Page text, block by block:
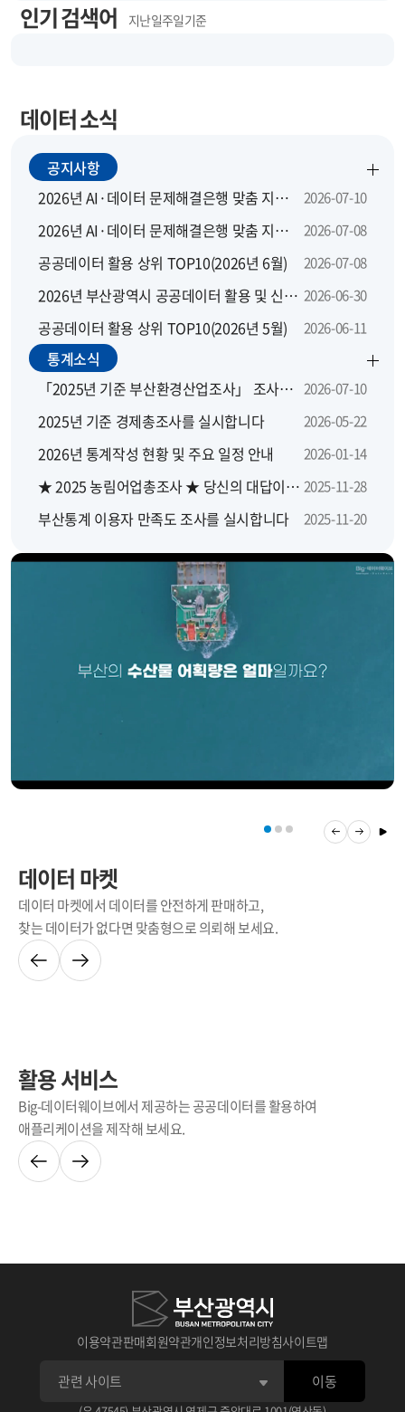
인기 검색어 지난 일주일 기준
데이터 소식
공지사항
2026년 AI·데이터 문제해결은행 맞춤 지원 모집 공고
2026-07-10
2026년 AI·데이터 문제해결은행 맞춤 지원사업 지역별 설명회 2026-07-08
공공데이터 활용 상위 TOP10(2026년 6월) 2026-07-08
2026년 부산광역시 공공데이터 활용 및 신규 개방 수요 설문조사 2026-06-30
공공데이터 활용 상위 TOP10(2026년 5월) 2026-06-11
통계소식
「2025년 기준 부산환경산업조사」 조사요원을 모집합니다. 2026-07-10
2025년 기준 경제총조사를 실시합니다 2026-05-22
2026년 통계작성 현황 및 주요 일정 안내 2026-01-14
★ 2025 농림어업총조사 ★ 당신의 대답이 대한민국의 농산어촌에 좋은 답이 됩니다 2025-11-28
부산통계 이용자 만족도 조사를 실시합니다 2025-11-20
데이터 마켓
데이터 마켓에서 데이터를 안전하게 판매하고,
찾는 데이터가 없다면 맞춤형으로 의뢰해 보세요.
활용 서비스
Big-데이터웨이브에서 제공하는 공공데이터를 활용하여
애플리케이션을 제작해 보세요.
이용약관판매회원약관개인정보처리방침사이트맵
이동